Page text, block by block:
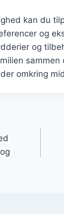
kan du
og
og
sammen
omkring